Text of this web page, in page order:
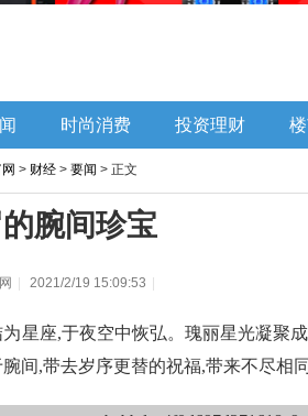
时尚消费 投资理财
> 财经 > 要闻 > 正文
腕间珍宝
2021/2/19 15:09:53
星座,于夜空中恢弘。瑰丽星光凝聚
间,带去岁序更替的祝福,带来不尽相